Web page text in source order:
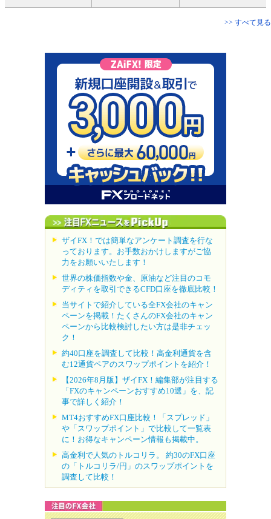
>> すべて見る
ザイFX！では簡単なアンケート調査を行な
っております。お手数おかけしますがご協
力をお願いいたします！
世界の株価指数や金、原油など注目のコモ
ディティを取引できるCFD口座を徹底比較！
当サイトで紹介している全FX会社のキャン
ペーンを掲載！たくさんのFX会社のキャン
ペーンから比較検討したい方は是非チェッ
ク！
約40口座を調査して比較！高金利通貨を含
む12通貨ペアのスワップポイントを紹介！
【2026年8月版】ザイFX！編集部が注目する
「FXのキャンペーンおすすめ10選」を、記
事で詳しく紹介！
MT4おすすめFX口座比較！「スプレッド」
や「スワップポイント」で比較して一覧表
に！お得なキャンペーン情報も掲載中。
高金利で人気のトルコリラ。 約30のFX口座
の「トルコリラ/円」のスワップポイントを
調査して比較！